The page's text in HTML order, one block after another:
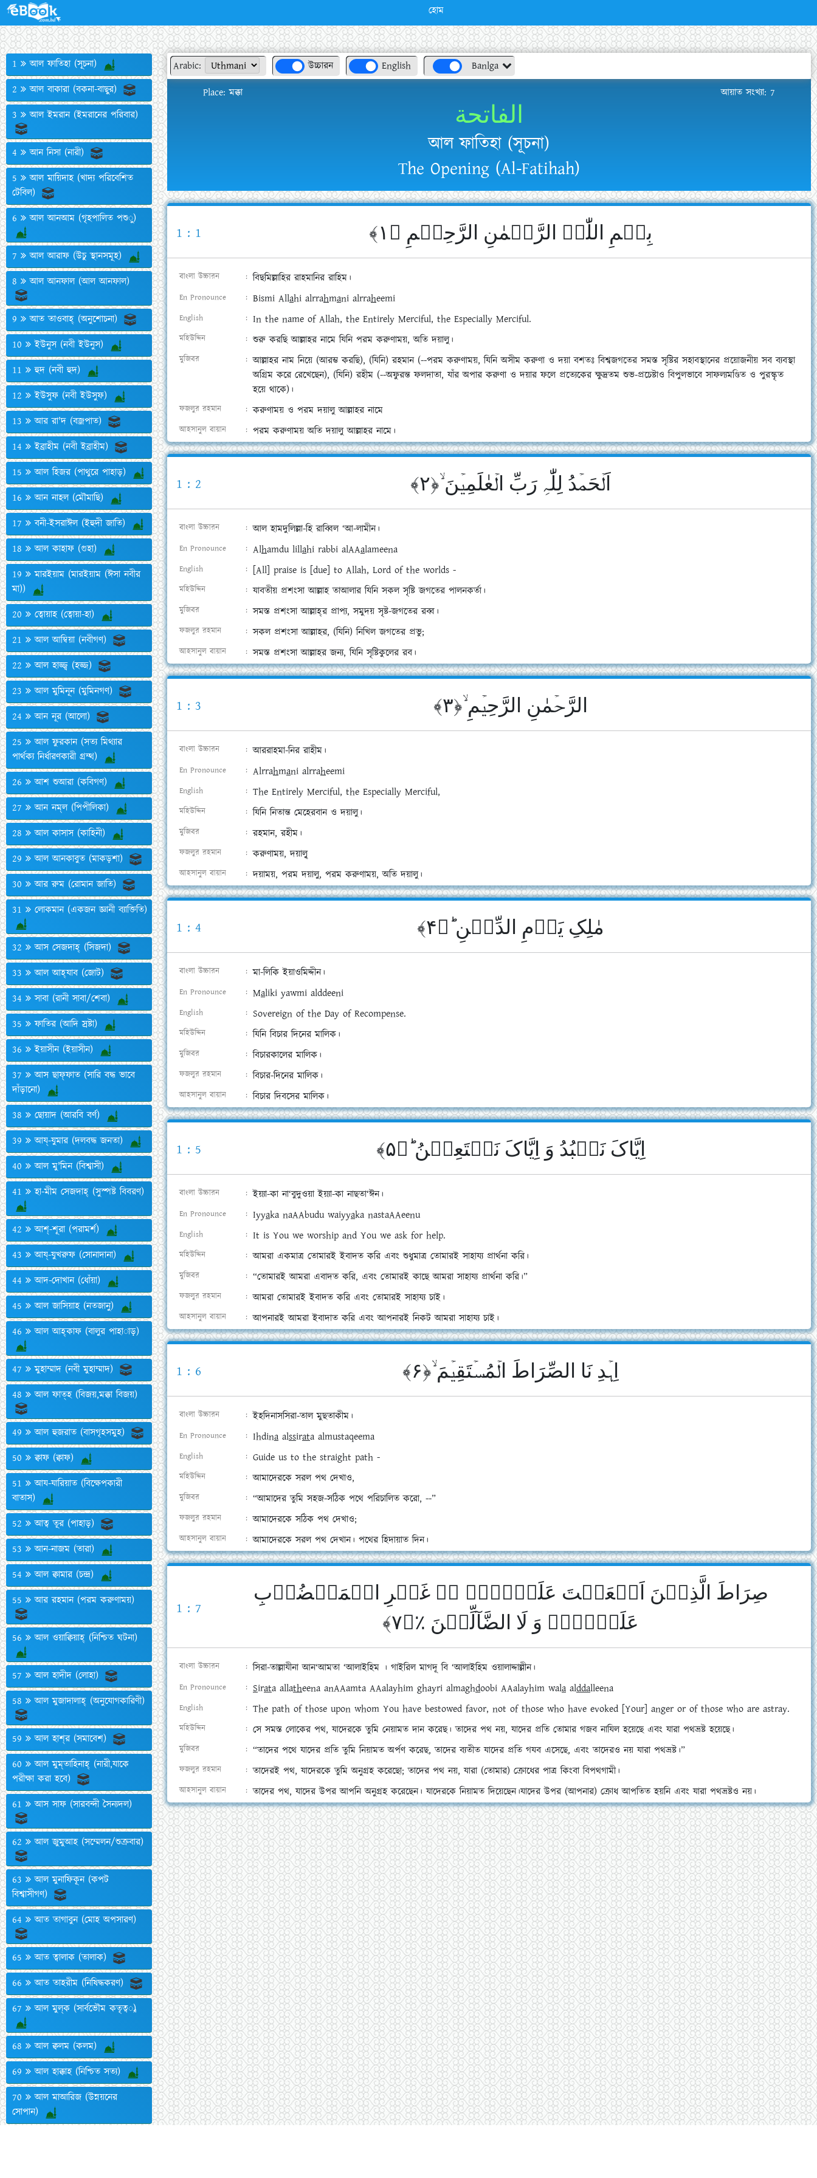
হোম
1
আল ফাতিহা (সূচনা)
2
আল বাকারা (বকনা-বাছুর)
3
আল ইমরান (ইমরানের পরিবার)
4
আন নিসা (নারী)
5
আল মায়িদাহ (খাদ্য পরিবেশিত
টেবিল)
6
আল আনআম (গৃহপালিত পশু)
7
আল আরাফ (উচু স্থানসমূহ)
8
আল আনফাল (আল আনফাল)
9
আত তাওবাহ্ (অনুশোচনা)
10
ইউনুস (নবী ইউনুস)
11
হুদ (নবী হুদ)
12
ইউসুফ (নবী ইউসুফ)
13
আর রা'দ (বজ্রপাত)
14
ইব্রাহীম (নবী ইব্রাহীম)
15
আল হিজর (পাথুরে পাহাড়)
16
আন নাহল (মৌমাছি)
17
বনী-ইসরাঈল (ইহুদী জাতি)
18
আল কাহাফ (গুহা)
19
মারইয়াম (মারইয়াম (ঈসা নবীর
মা))
20
ত্বোয়াহ (ত্বোয়া-হা)
21
আল আম্বিয়া (নবীগণ)
22
আল হাজ্জ্ব (হজ্জ)
23
আল মুমিনূন (মুমিনগণ)
24
আন নূর (আলো)
25
আল ফুরকান (সত্য মিথ্যার
পার্থক্য নির্ধারণকারী গ্রম্থ)
26
আশ শুআরা (কবিগণ)
27
আন নম্‌ল (পিপীলিকা)
28
আল কাসাস (কাহিনী)
29
আল আনকাবুত (মাকড়শা)
30
আর রুম (রোমান জাতি)
31
লোকমান (একজন জ্ঞানী ব্যাক্তি)
32
আস সেজদাহ্‌ (সিজদা)
33
আল আহ্‌যাব (জোট)
34
সাবা (রানী সাবা/শেবা)
35
ফাতির (আদি স্রষ্টা)
36
ইয়াসীন (ইয়াসীন)
37
আস ছাফ্‌ফাত (সারি বদ্ধ ভাবে
দাঁড়ানো)
38
ছোয়াদ (আরবি বর্ণ)
39
আয্‌-যুমার (দলবদ্ধ জনতা)
40
আল মু'মিন (বিশ্বাসী)
41
হা-মীম সেজদাহ্ (সুস্পষ্ট বিবরণ)
42
আশ্‌-শূরা (পরামর্শ)
43
আয্‌-যুখরুফ (সোনাদানা)
44
আদ-দোখান (ধোঁয়া)
45
আল জাসিয়াহ (নতজানু)
46
আল আহ্‌কাফ (বালুর পাহাড়)
47
মুহাম্মাদ (নবী মুহাম্মাদ)
48
আল ফাত্‌হ (বিজয়,মক্কা বিজয়)
49
আল হুজরাত (বাসগৃহসমুহ)
50
ক্বাফ (ক্বাফ)
51
আয-যারিয়াত (বিক্ষেপকারী
বাতাস)
52
আত্ব তূর (পাহাড়)
53
আন-নাজম (তারা)
54
আল ক্বামার (চন্দ্র)
55
আর রহমান (পরম করুণাময়)
56 আল ওয়াক্বিয়াহ্‌ (নিশ্চিত ঘটনা)
57
আল হাদীদ (লোহা)
58
আল মুজাদালাহ্‌ (অনুযোগকারিণী)
59
আল হাশ্‌র (সমাবেশ)
60
আল মুম্‌তাহিনাহ্‌ (নারী,যাকে
পরীক্ষা করা হবে)
61
আস সাফ (সারবন্দী সৈন্যদল)
62 আল জুমুআহ (সম্মেলন/শুক্রবার)
63
আল মুনাফিকূন (কপট
বিশ্বাসীগণ)
64
আত তাগাবুন (মোহ অপসারণ)
65
আত ত্বালাক (তালাক)
66
আত তাহরীম (নিষিদ্ধকরণ)
67
আল মুল্‌ক (সার্বভৌম কতৃত্ব)
68
আল ক্বলম (কলম)
69
আল হাক্কাহ (নিশ্চিত সত্য)
70
আল মাআরিজ (উন্নয়নের
সোপান)
Arabic: উচ্চারন English
Banlga
Place: মক্কা
আয়াত সংখ্যা: 7
الفاتحة
আল ফাতিহা (সূচনা)
The Opening (Al-Fatihah)
1 : 1 بِسۡمِ اللّٰہِ الرَّحۡمٰنِ الرَّحِیۡمِ ﴿۱﴾
বাংলা উচ্চারন বিছমিল্লাহির রাহমানির রাহিম।
En Pronounce Bismi Allahi alrrahmani alrraheemi
English In the name of Allah, the Entirely Merciful, the Especially Merciful.
মহিউদ্দিন শুরু করছি আল্লাহর নামে যিনি পরম করুণাময়, অতি দয়ালু।
মুজিবর
আল্লাহর নাম নিয়ে (আরম্ভ করছি), (যিনি) রহমান (--পরম করুণাময়, যিনি অসীম করুণা ও দয়া বশতঃ বিশ্বজগতের সমস্ত সৃষ্টির সহাবস্থানের প্রয়োজনীয় সব ব্যবস্থা
অগ্রিম করে রেখেছেন), (যিনি) রহীম (--অফুরন্ত ফলদাতা, যাঁর অপার করুণা ও দয়ার ফলে প্রত্যেকের ক্ষুদ্রতম শুভ-প্রচেষ্টাও বিপুলভাবে সাফল্যমণ্ডিত ও পুরস্কৃত
হয়ে থাকে)।
ফজলুর রহমান করুণাময় ও পরম দয়ালু আল্লাহর নামে
আহসানুল বায়ান পরম করুণাময় অতি দয়ালু আল্লাহর নামে।
1 : 2 اَلۡحَمۡدُ لِلّٰہِ رَبِّ الۡعٰلَمِیۡنَ ۙ﴿۲﴾
বাংলা উচ্চারন আল হামদুলিল্লা-হি রাব্বিল ‘আ-লামীন।
En Pronounce Alhamdu lillahi rabbi alAAalameena
English [All] praise is [due] to Allah, Lord of the worlds -
মহিউদ্দিন যাবতীয় প্রশংসা আল্লাহ তাআলার যিনি সকল সৃষ্টি জগতের পালনকর্তা।
মুজিবর সমস্ত প্রশংসা আল্লাহ্‌র প্রাপ্য, সমুদয় সৃষ্ট-জগতের রব্ব।
ফজলুর রহমান সকল প্রশংসা আল্লাহর, (যিনি) নিখিল জগতের প্রভু;
আহসানুল বায়ান সমস্ত প্রশংসা আল্লাহর জন্য, যিনি সৃষ্টিকুলের রব।
1 : 3 الرَّحۡمٰنِ الرَّحِیۡمِ ۙ﴿۳﴾
বাংলা উচ্চারন আররাহমা-নির রাহীম।
En Pronounce Alrrahmani alrraheemi
English The Entirely Merciful, the Especially Merciful,
মহিউদ্দিন যিনি নিতান্ত মেহেরবান ও দয়ালু।
মুজিবর রহমান, রহীম।
ফজলুর রহমান করুণাময়, দয়ালু্
আহসানুল বায়ান দয়াময়, পরম দয়ালু, পরম করুণাময়, অতি দয়ালু।
1 : 4 مٰلِکِ یَوۡمِ الدِّیۡنِ ؕ﴿۴﴾
বাংলা উচ্চারন মা-লিকি ইয়াওমিদ্দীন।
En Pronounce Maliki yawmi alddeeni
English Sovereign of the Day of Recompense.
মহিউদ্দিন যিনি বিচার দিনের মালিক।
মুজিবর বিচারকালের মালিক।
ফজলুর রহমান বিচার-দিনের মালিক।
আহসানুল বায়ান বিচার দিবসের মালিক।
1 : 5 اِیَّاکَ نَعۡبُدُ وَ اِیَّاکَ نَسۡتَعِیۡنُ ؕ﴿۵﴾
বাংলা উচ্চারন ইয়্যা-কা না‘বুদুওয়া ইয়্যা-কা নাছতা‘ঈন।
En Pronounce Iyyaka naAAbudu waiyyaka nastaAAeenu
English It is You we worship and You we ask for help.
মহিউদ্দিন আমরা একমাত্র তোমারই ইবাদত করি এবং শুধুমাত্র তোমারই সাহায্য প্রার্থনা করি।
মুজিবর “তোমারই আমরা এবাদত করি, এবং তোমারই কাছে আমরা সাহায্য প্রার্থনা করি।”
ফজলুর রহমান আমরা তোমারই ইবাদত করি এবং তোমারই সাহায্য চাই।
আহসানুল বায়ান আপনারই আমরা ইবাদাত করি এবং আপনারই নিকট আমরা সাহায্য চাই।
1 : 6 اِہۡدِ نَا الصِّرَاطَ الۡمُسۡتَقِیۡمَ ۙ﴿۶﴾
বাংলা উচ্চারন ইহদিনাসসিরা-তাল মুছতাকীম।
En Pronounce Ihdina alssirata almustaqeema
English Guide us to the straight path -
মহিউদ্দিন আমাদেরকে সরল পথ দেখাও,
মুজিবর “আমাদের তুমি সহজ-সঠিক পথে পরিচালিত করো, --”
ফজলুর রহমান আমাদেরকে সঠিক পথ দেখাও;
আহসানুল বায়ান আমাদেরকে সরল পথ দেখান। পথের হিদায়াত দিন।
1 : 7
صِرَاطَ الَّذِیۡنَ اَنۡعَمۡتَ عَلَیۡہِمۡ ۬ۙ غَیۡرِ الۡمَغۡضُوۡبِ
عَلَیۡہِمۡ وَ لَا الضَّآلِّیۡنَ ٪﴿۷﴾
বাংলা উচ্চারন সিরা-তাল্লাযীনা আন‘আমতা ‘আলাইহিম । গাইরিল মাগদূ বি ‘আলাইহিম ওয়ালাদ্দাল্লীন।
En Pronounce Sirata allatheena anAAamta AAalayhim ghayri almaghdoobi AAalayhim wala alddalleena
English The path of those upon whom You have bestowed favor, not of those who have evoked [Your] anger or of those who are astray.
মহিউদ্দিন সে সমস্ত লোকের পথ, যাদেরকে তুমি নেয়ামত দান করেছ। তাদের পথ নয়, যাদের প্রতি তোমার গজব নাযিল হয়েছে এবং যারা পথভ্রষ্ট হয়েছে।
মুজিবর “তাদের পথে যাদের প্রতি তুমি নিয়ামত অর্পণ করেছ, তাদের ব্যতীত যাদের প্রতি গযব এসেছে, এবং তাদেরও নয় যারা পথভ্রষ্ট।”
ফজলুর রহমান তাদেরই পথ, যাদেরকে তুমি অনুগ্রহ করেছো; তাদের পথ নয়, যারা (তোমার) ক্রোধের পাত্র কিংবা বিপথগামী।
আহসানুল বায়ান তাদের পথ, যাদের উপর আপনি অনুগ্রহ করেছেন। যাদেরকে নিয়ামত দিয়েছেন।যাদের উপর (আপনার) ক্রোধ আপতিত হয়নি এবং যারা পথভ্রষ্টও নয়।